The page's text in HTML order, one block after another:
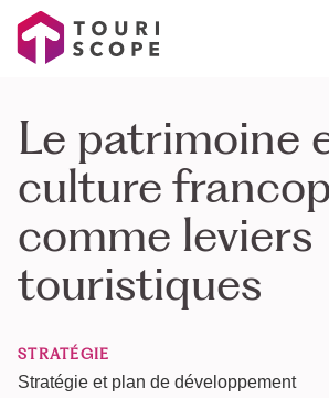
Le patrimoine
culture
comme leviers
touristiques
STRATÉGIE
Stratégie et plan de développement